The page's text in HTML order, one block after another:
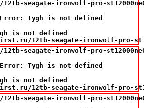
seagate-ironwolf-pro-
Tygh is not defined
is not defined
12tb-seagate-ironwolf-pro-
seagate-ironwolf-pro-
Tygh is not defined
is not defined
12tb-seagate-ironwolf-pro-
seagate-ironwolf-pro-